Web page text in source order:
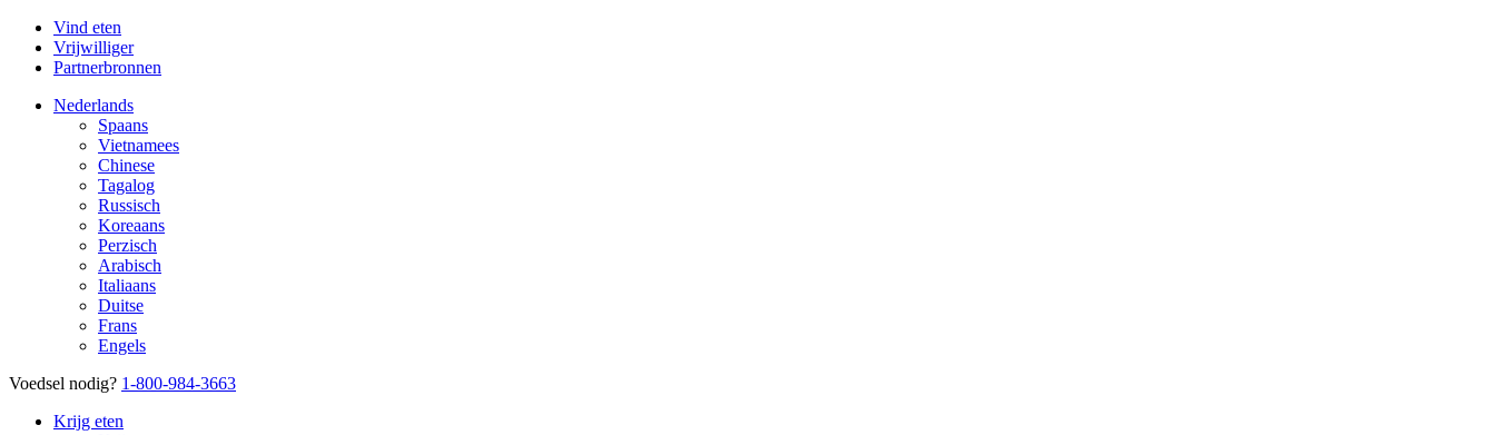
Vind eten
Vrijwilliger
Partnerbronnen
Nederlands
Spaans
Vietnamees
Chinese
Tagalog
Russisch
Koreaans
Perzisch
Arabisch
Italiaans
Duitse
Frans
Engels
Voedsel nodig? 1-800-984-3663
Krijg eten